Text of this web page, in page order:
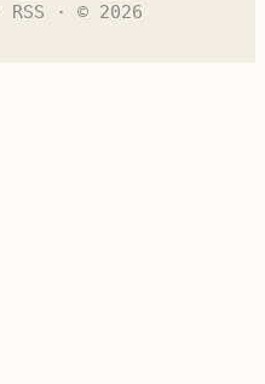
RSS · © 2026